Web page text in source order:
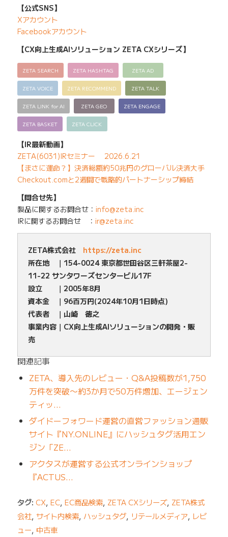
【公式SNS】
Xアカウント
Facebookアカウント
【CX向上生成AIソリューション ZETA CXシリーズ】
ZETA SEARCH ZETA HASHTAG ZETA AD
ZETA VOICE ZETA RECOMMEND ZETA TALK
ZETA LINK for AI ZETA GEO ZETA ENGAGE
ZETA BASKET ZETA CLICK
【IR最新動画】
ZETA(6031)IRセミナー 2026.6.21
【まさに運命？】決済総額約50兆円のグローバル決済大手
Checkout.comと2週間で戦略的パートナーシップ締結
【問合せ先】
製品に関するお問合せ： info@zeta.inc
IRに関するお問合せ ： ir@zeta.inc
ZETA株式会社 https://zeta.inc
所在地 ｜154-0024 東京都世田谷区三軒茶屋2-
11-22 サンタワーズセンタービル17F
設立 ｜2005年8月
資本金 ｜96百万円(2024年10月1日時点)
代表者 ｜山崎 徳之
事業内容｜CX向上生成AIソリューションの開発・販
売
関連記事
ZETA、導入先のレビュー・Q&A投稿数が1,750
万件を突破〜約3か月で50万件増加、エージェン
ティッ…
ダイドーフォワード運営の直営ファッション通販
サイト『NY.ONLINE』にハッシュタグ活用エン
ジン「ZE…
アクタスが運営する公式オンラインショップ
『ACTUS…
タグ: CX, EC, EC商品検索, ZETA CXシリーズ, ZETA株式
会社, サイト内検索, ハッシュタグ, リテールメディア, レビ
ュー, 中古車